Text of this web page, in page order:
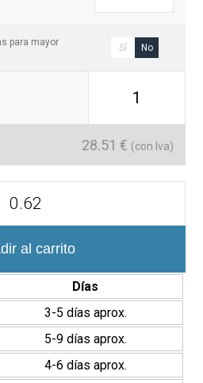
para mayor
Sí No
1
28.51 € (con Iva)
al carrito
Días
3-5 días aprox.
5-9 días aprox.
4-6 días aprox.